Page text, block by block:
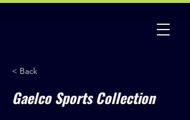
< Back
Gaelco Sports Collection